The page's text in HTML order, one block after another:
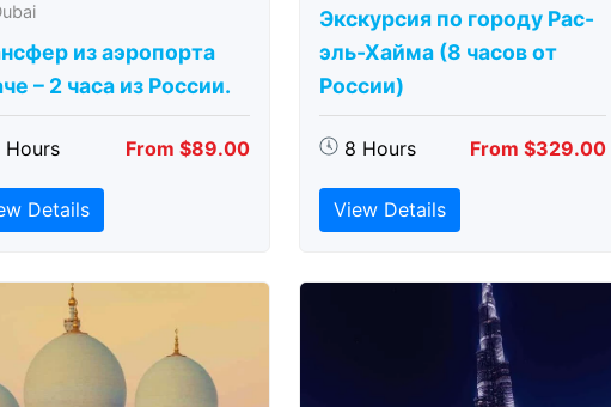
из аэропорта
– 2 часа из России.
Hours From $89.00
Details
Экскурсия по городу Рас-
эль-Хайма (8 часов от
России)
8 Hours From $329.00
View Details